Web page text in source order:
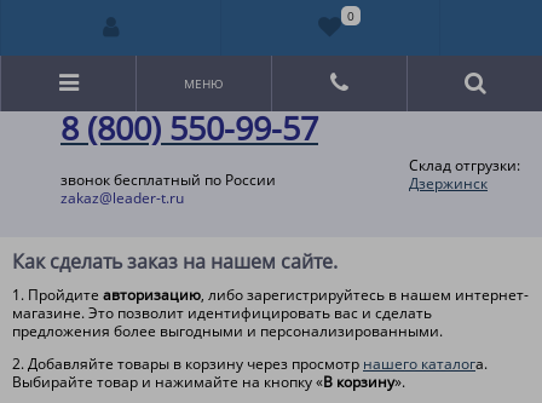
8 (800) 550-99-57
звонок бесплатный по России
zakaz@leader-t.ru
Склад отгрузки:
Дзержинск
МЕНЮ
Как сделать заказ на нашем сайте.
1. Пройдите авторизацию, либо зарегистрируйтесь в нашем интернет-
магазине. Это позволит идентифицировать вас и сделать
предложения более выгодными и персонализированными.
2. Добавляйте товары в корзину через просмотр нашего каталога.
Выбирайте товар и нажимайте на кнопку «В корзину».
0